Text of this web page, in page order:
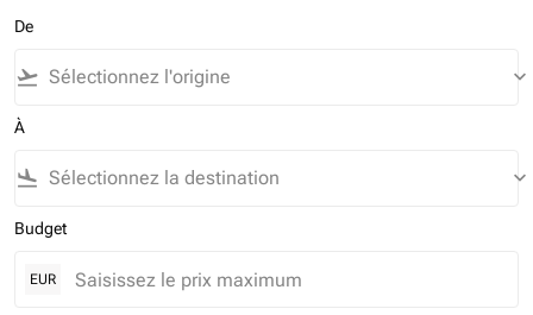
De
flight_takeoff keyboard_arrow_down
À
flight_land keyboard_arrow_down
Budget
EUR